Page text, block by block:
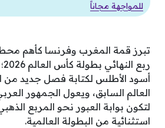
للمواجهة مجاناً
تبرز قمة المغرب وفرنسا كأهم
أسود الأطلس لكتابة فصل جديد من
العالم السابق، ويعول الجمهور
لتكون بوابة العبور نحو المربع
استثنائية من البطولة العالمية.